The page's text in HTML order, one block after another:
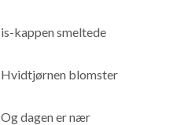
is-kappen smeltede
Hvidtjørnen blomster
Og dagen er nær